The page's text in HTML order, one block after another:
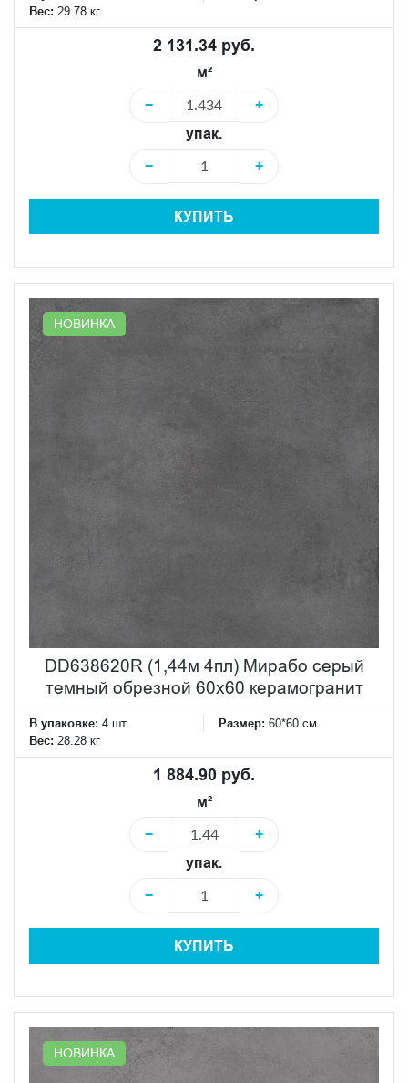
Вес: 29.78 кг
2 131.34 руб.
м²
−
+
упак.
−
+
КУПИТЬ
НОВИНКА
DD638620R (1,44м 4пл) Мирабо серый
темный обрезной 60х60 керамогранит
В упаковке: 4 шт Размер: 60*60 см
Вес: 28.28 кг
1 884.90 руб.
м²
−
+
упак.
−
+
КУПИТЬ
НОВИНКА